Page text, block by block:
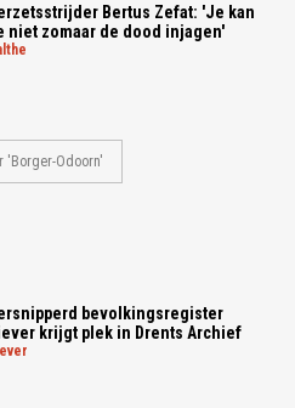
Bertus Zefat: 'Je kan
niet zomaar de dood injagen'
'Borger-Odoorn'
bevolkingsregister
krijgt plek in Drents Archief